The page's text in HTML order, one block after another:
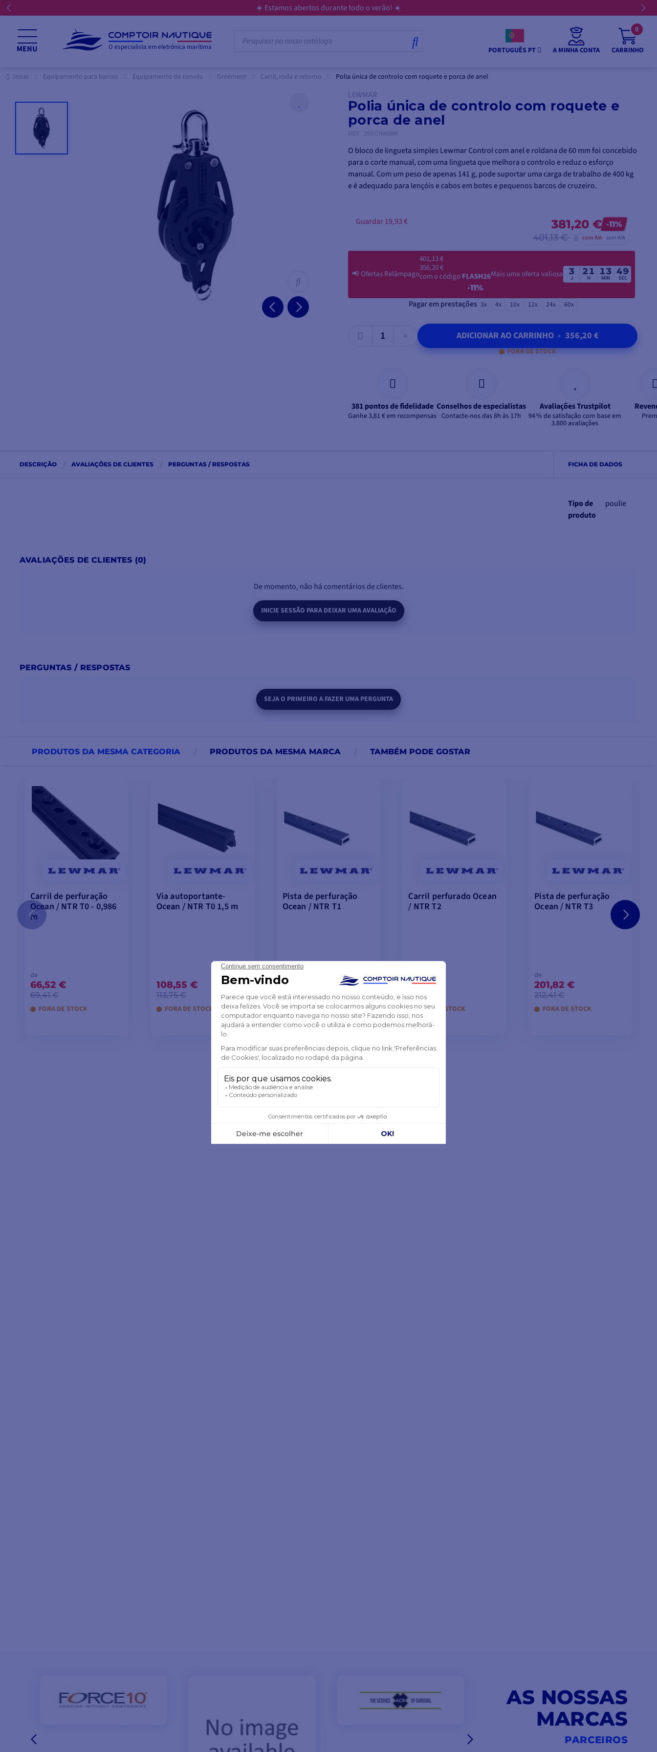
☀️ Estamos abertos durante todo o verão! ☀️
MENU O especialista em eletrónica marítima PORTUGUÊS PT A MINHA CONTA CARRINHO
0
Início Equipamento para barcos Equipamento de convés Gréément Carril, roda e retorno Polia única de controlo com roquete e porca de anel
LEWMAR
Polia única de controlo com roquete e
porca de anel
REF. 29901665BK
O bloco de lingueta simples Lewmar Control com anel e roldana de 60 mm foi concebido
para o corte manual, com uma lingueta que melhora o controlo e reduz o esforço
manual. Com um peso de apenas 141 g, pode suportar uma carga de trabalho de 400 kg
e é adequado para lençóis e cabos em botes e pequenos barcos de cruzeiro.
381,20 € -11%
401,13 € com IVA sem IVA
Guardar 19,93 €
📢Ofertas Relâmpago
401,13 €
356,20 €
com o códigoFLASH26
-11%
Mais uma oferta valiosa 3
J
21
H
13
MIN
47
SEC
Pagar em prestações 3x 4x 10x 12x 24x 60x
ADICIONAR AO CARRINHO • 356,20 €
FORA DE STOCK
381 pontos de fidelidade
Ganhe 3,81 € em recompensas
Conselhos de especialistas
Contacte-nos das 8h às 17h
Avaliações Trustpilot
94 % de satisfação com base em
3.800 avaliações
FICHA DE DADOS
Tipo de
produto
poulie
DESCRIÇÃO AVALIAÇÕES DE CLIENTES PERGUNTAS / RESPOSTAS
AVALIAÇÕES DE CLIENTES (0)
De momento, não há comentários de clientes.
INICIE SESSÃO PARA DEIXAR UMA AVALIAÇÃO
PERGUNTAS / RESPOSTAS
SEJA O PRIMEIRO A FAZER UMA PERGUNTA
PRODUTOS DA MESMA CATEGORIA PRODUTOS DA MESMA MARCA TAMBÉM PODE GOSTAR
Carril de perfuração
Ocean / NTR T0 - 0,986
m
de
66,52 €
69,41 €
FORA DE STOCK
Via autoportante-
Ocean / NTR T0 1,5 m
108,55 €
113,75 €
FORA DE STOCK
ADICIONAR AO
CARRINHO
Pista de perfuração
Ocean / NTR T1
79,85 €
83,49 €
NAS EXISTÊNCIAS DO
FORNECEDOR
VER MODELOS
Carril perfurado Ocean
/ NTR T2
de
95,22 €
99,42 €
FORA DE STOCK
VER MODELOS
Pista de perfuração
Ocean / NTR T3
de
201,82 €
212,41 €
FORA DE STOCK
AS NOSSAS
MARCAS
PARCEIROS